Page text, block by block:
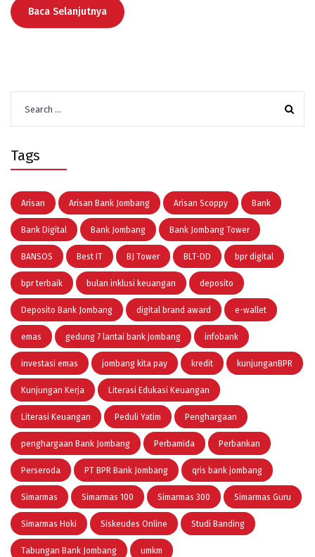
Baca Selanjutnya
for:
Tags
Arisan Arisan Bank Jombang Arisan Scoppy Bank
Bank Digital Bank Jombang Bank Jombang Tower
BANSOS Best IT BJ Tower BLT-DD bpr digital
bpr terbaik bulan inklusi keuangan deposito
Deposito Bank Jombang digital brand award e-wallet
emas gedung 7 lantai bank jombang infobank
investasi emas jombang kita pay kredit kunjunganBPR
Kunjungan Kerja Literasi Edukasi Keuangan
Literasi Keuangan Peduli Yatim Penghargaan
penghargaan Bank Jombang Perbamida Perbankan
Perseroda PT BPR Bank Jombang qris bank jombang
Simarmas Simarmas 100 Simarmas 300 Simarmas Guru
Simarmas Hoki Siskeudes Online Studi Banding
Tabungan Bank Jombang umkm